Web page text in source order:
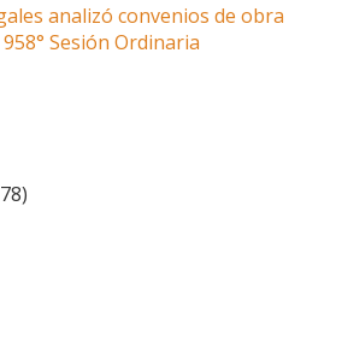
analizó convenios de obra
Sesión Ordinaria